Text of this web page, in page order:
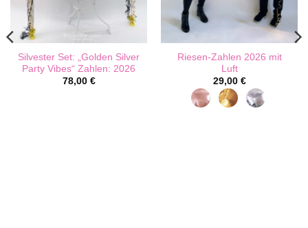
Silvester Set: „Golden Silver
Party Vibes“ Zahlen: 2026
78,00 €
Riesen-Zahlen 2026 mit
Luft
29,00 €